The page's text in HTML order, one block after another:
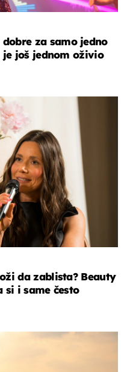
za samo jedno
još jednom oživio
da zablista? Beauty
i same često